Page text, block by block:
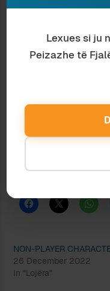
interesant.
I përkiste – dhe
përtej; kur gjërat
distancë, dhe kur
vdekur kërkon
t’u pranuar.
© 2024 Peizazhe
NON-PLAYER
26 December 2022
In "Lojëra"
Lexues si ju
Peizazhe të